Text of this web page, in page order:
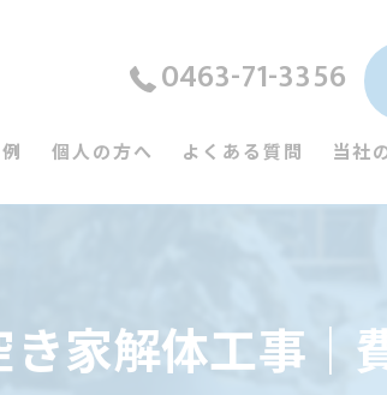
0463-71-3356
個人の方へ よくある質問 当社
鉄骨
き家解体工事｜